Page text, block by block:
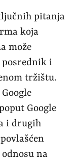
pitanja
koja
može
posrednik i
tržištu.
Google
i drugih
na